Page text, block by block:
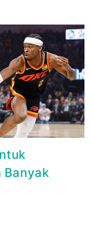
Banyak